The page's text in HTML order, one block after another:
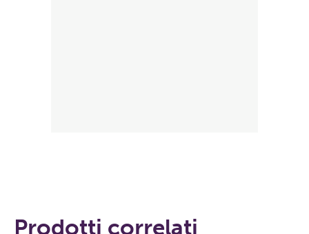
Prodotti correlati